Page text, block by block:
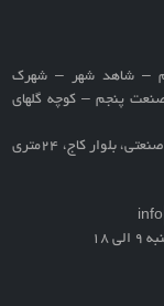
– شاهد شهر – شهرک
صنعت پنجم – کوچه گلهای
یزد، شهرک صنعتی، بلوار کاج، ۲۴متری
18